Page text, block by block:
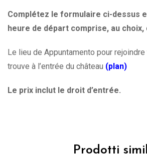
Complétez le formulaire ci-dessus
heure de départ comprise, au choix,
Le lieu de Appuntamento pour
trouve à l’entrée du château (plan)
Le prix inclut le droit d’entrée.
Prodotti